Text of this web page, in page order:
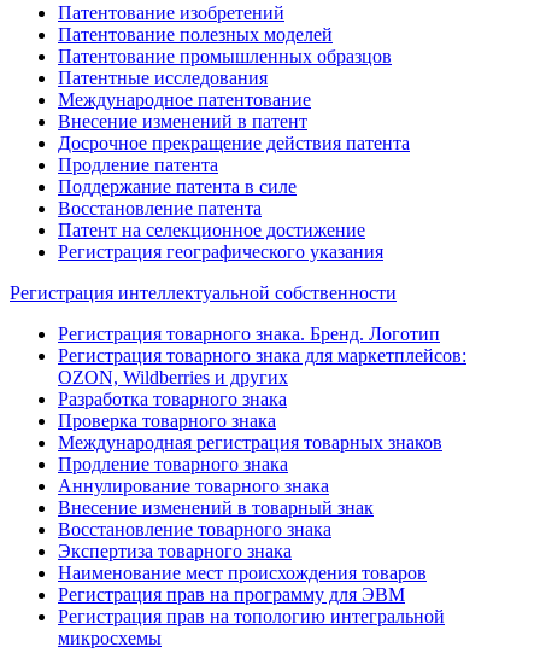
Патентование изобретений
Патентование полезных моделей
Патентование промышленных образцов
Патентные исследования
Международное патентование
Внесение изменений в патент
Досрочное прекращение действия патента
Продление патента
Поддержание патента в силе
Восстановление патента
Патент на селекционное достижение
Регистрация географического указания
Регистрация интеллектуальной собственности
Регистрация товарного знака. Бренд. Логотип
Регистрация товарного знака для маркетплейсов:
OZON, Wildberries и других
Разработка товарного знака
Проверка товарного знака
Международная регистрация товарных знаков
Продление товарного знака
Аннулирование товарного знака
Внесение изменений в товарный знак
Восстановление товарного знака
Экспертиза товарного знака
Наименование мест происхождения товаров
Регистрация прав на программу для ЭВМ
Регистрация прав на топологию интегральной
микросхемы